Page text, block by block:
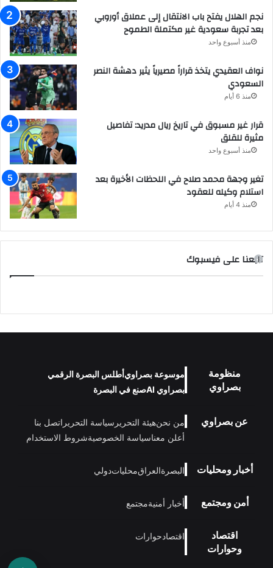
نجم الهلال يفتح باب الانتقال إلى عملاق أوروبي
بعد تجربة سعودية غير مكتملة الطموح
منذ أسبوع واحد
نواف العقيدي يتخذ قراراً مصيرياً يثير دهشة النصر
السعودي
منذ 6 أيام
قرار غير مسبوق في تاريخ ريال مدريد: تفاصيل
مثيرة للقلق
منذ أسبوع واحد
تغير وجهة محمد صلاح في اللحظات الأخيرة بعد
استلام وكيله للعقود
منذ 4 أيام
تابعنا على فيسبوك
منظومة
بصراوي
موسوعة بصراويأطلس البصرة الرقمي
بصراوي AI
صنع في البصرة
عن بصراوي من نحنهيئة التحرير سياسة التحرير اتصل بنا
أعلن معناسياسة الخصوصيةشروط الاستخدام
أخبار ومحليات البصرةالعراقمحلياتدولي
أمن ومجتمع أخبار أمنيةمجتمع
اقتصاد
وحوارات
اقتصادحوارات